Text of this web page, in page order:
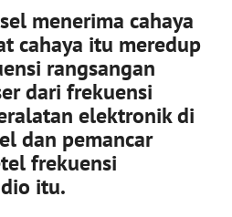
menerima cahaya
cahaya itu meredup
rangsangan
dari frekuensi
elektronik di
dan pemancar
frekuensi
itu.